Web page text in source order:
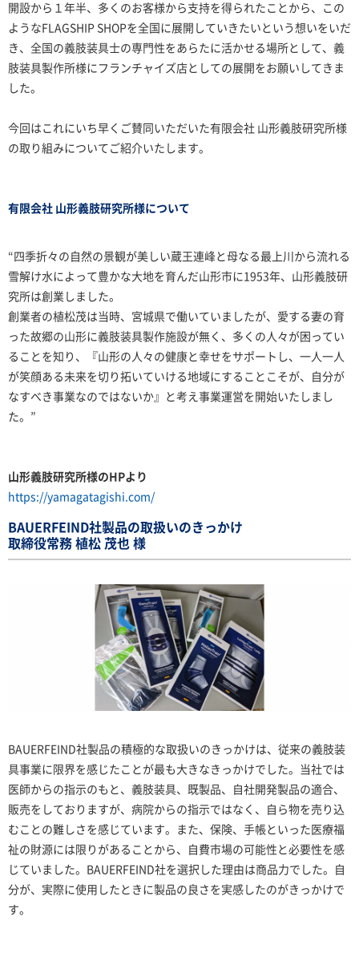
開設から１年半、多くのお客様から支持を得られたことから、この
ようなFLAGSHIP SHOPを全国に展開していきたいという想いをいだ
き、全国の義肢装具士の専門性をあらたに活かせる場所として、義
肢装具製作所様にフランチャイズ店としての展開をお願いしてきま
した。
今回はこれにいち早くご賛同いただいた有限会社 山形義肢研究所様
の取り組みについてご紹介いたします。
有限会社 山形義肢研究所様について
“四季折々の自然の景観が美しい蔵王連峰と母なる最上川から流れる
雪解け水によって豊かな大地を育んだ山形市に1953年、山形義肢研
究所は創業しました。
創業者の植松茂は当時、宮城県で働いていましたが、愛する妻の育
った故郷の山形に義肢装具製作施設が無く、多くの人々が困ってい
ることを知り、『山形の人々の健康と幸せをサポートし、一人一人
が笑顔ある未来を切り拓いていける地域にすることこそが、自分が
なすべき事業なのではないか』と考え事業運営を開始いたしまし
た。”
山形義肢研究所様のHPより
https://yamagatagishi.com/
BAUERFEIND社製品の取扱いのきっかけ
取締役常務 植松 茂也 様
BAUERFEIND社製品の積極的な取扱いのきっかけは、従来の義肢装
具事業に限界を感じたことが最も大きなきっかけでした。当社では
医師からの指示のもと、義肢装具、既製品、自社開発製品の適合、
販売をしておりますが、病院からの指示ではなく、自ら物を売り込
むことの難しさを感じています。また、保険、手帳といった医療福
祉の財源には限りがあることから、自費市場の可能性と必要性を感
じていました。BAUERFEIND社を選択した理由は商品力でした。自
分が、実際に使用したときに製品の良さを実感したのがきっかけで
す。